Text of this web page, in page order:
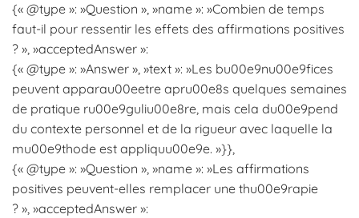
{« @type »: »Question », »name »: »Combien de temps
faut-il pour ressentir les effets des affirmations positives
? », »acceptedAnswer »:
{« @type »: »Answer », »text »: »Les bu00e9nu00e9fices
peuvent apparau00eetre apru00e8s quelques semaines
de pratique ru00e9guliu00e8re, mais cela du00e9pend
du contexte personnel et de la rigueur avec laquelle la
mu00e9thode est appliquu00e9e. »}},
{« @type »: »Question », »name »: »Les affirmations
positives peuvent-elles remplacer une thu00e9rapie
? », »acceptedAnswer »: